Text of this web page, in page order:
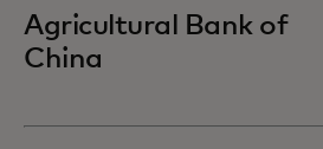
Agricultural Bank of
China